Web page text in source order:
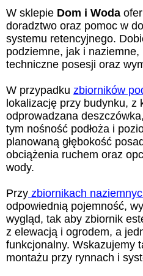
W sklepie Dom i Woda
doradztwo oraz pomoc w
systemu retencyjnego.
podziemne, jak i
techniczne posesji oraz
W przypadku zbiorników
lokalizację przy budynku, z
odprowadzana
tym nośność podłoża i
planowaną głębokość
obciążenia ruchem oraz
wody.
Przy zbiornikach
odpowiednią pojemność,
wygląd, tak aby zbiornik
z elewacją i ogrodem, a
funkcjonalny. Wskazujemy
montażu przy rynnach i